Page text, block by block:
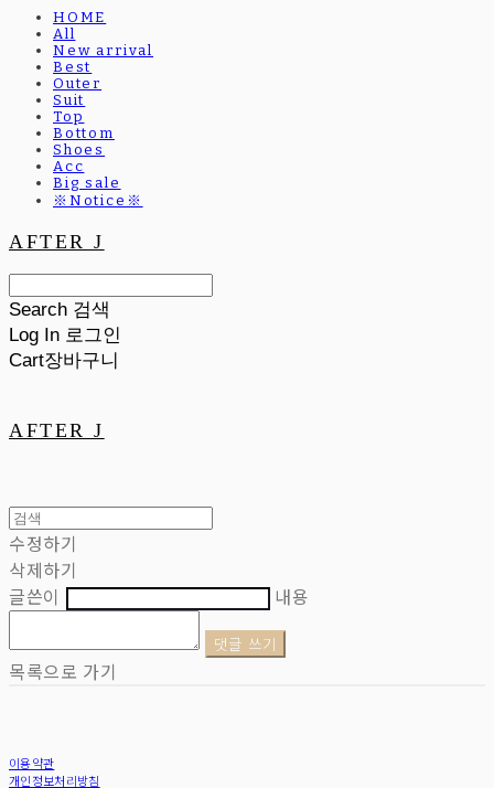
HOME
All
New arrival
Best
Outer
Suit
Top
Bottom
Shoes
Acc
Big sale
※Notice※
AFTER J
Search 검색
Log In 로그인
Cart장바구니
AFTER J
수정하기
삭제하기
글쓴이
내용
댓글 쓰기
목록으로 가기
이용약관
개인정보처리방침